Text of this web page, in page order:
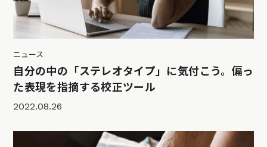
ニュース
自分の中の「ステレオタイプ」に気付こう。偏っ
た表現を指摘する校正ツール
2022.08.26